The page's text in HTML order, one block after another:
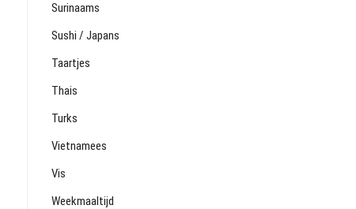
Surinaams
Sushi / Japans
Taartjes
Thais
Turks
Vietnamees
Vis
Weekmaaltijd